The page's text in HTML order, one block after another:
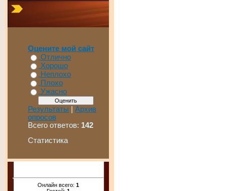
Оцените мой сайт
Отлично
Хорошо
Неплохо
Плохо
Ужасно
Результаты | Архив
опросов
Всего ответов: 142
Статистика
Онлайн всего: 1